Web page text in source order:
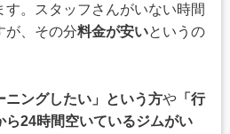
。スタッフさんがいない時間
が、その分料金が安いというの
ニングしたい」という方や 「行
ら24時間空いているジムがい